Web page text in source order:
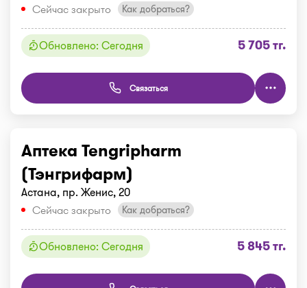
Сейчас закрыто
Как добраться?
Обновлено: Сегодня 5 705 тг.
Связаться
Аптека Tengripharm
(Тэнгрифарм)
Астана, пр. Женис, 20
Сейчас закрыто
Как добраться?
Обновлено: Сегодня 5 845 тг.